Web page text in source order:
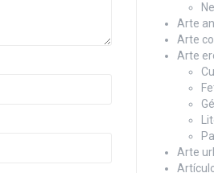
Arte
Arte
Arte
Arte